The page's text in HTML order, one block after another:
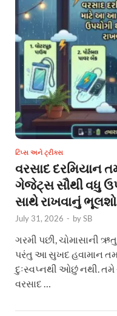
ટિપ્સ અને ટ્રીક્સ
વરસાદ દરમિયાન
ગેજેટ્સ સૌથી વધુ
સાથે રાખવાનું
July 31, 2026 - bySB
ગરમી પછી, ચોમાસાની
પરંતુ આ સુખદ હવામાન
દુઃસ્વપ્નથી ઓછું નથી. તમે
વરસાદ …